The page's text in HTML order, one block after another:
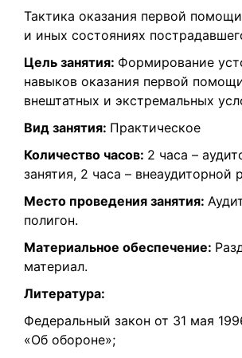
Тактика оказания первой
и иных состояниях
Цель занятия: Формирование
навыков оказания первой
внештатных и экстремальных
Вид занятия: Практическое
Количество часов: 2 часа –
занятия, 2 часа – внеаудиторной
Место проведения занятия:
полигон.
Материальное обеспечение:
материал.
Литература:
Федеральный закон от 31 мая
«Об обороне»;